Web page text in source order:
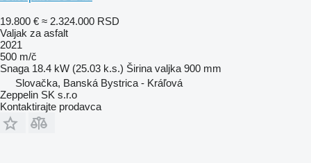
19.800 € ≈ 2.324.000 RSD
Valjak za asfalt
2021
500 m/č
Snaga 18.4 kW (25.03 k.s.) Širina valjka 900 mm
Slovačka, Banská Bystrica - Kráľová
Zeppelin SK s.r.o
Kontaktirajte prodavca